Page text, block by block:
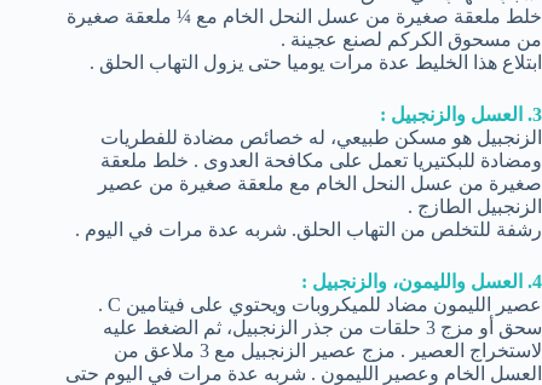
خلط ملعقة صغيرة من عسل النحل الخام مع ¼ ملعقة صغيرة
من مسحوق الكركم لصنع عجينة .
ابتلاع هذا الخليط عدة مرات يوميا حتى يزول التهاب الحلق .
3. العسل والزنجبيل :
الزنجبيل هو مسكن طبيعي، له خصائص مضادة للفطريات
ومضادة للبكتيريا تعمل على مكافحة العدوى . خلط ملعقة
صغيرة من عسل النحل الخام مع ملعقة صغيرة من عصير
الزنجبيل الطازج .
رشفة للتخلص من التهاب الحلق. شربه عدة مرات في اليوم .
4. العسل والليمون، والزنجبيل :
عصير الليمون مضاد للميكروبات ويحتوي على فيتامين C .
سحق أو مزج 3 حلقات من جذر الزنجبيل، ثم الضغط عليه
لاستخراج العصير . مزج عصير الزنجبيل مع 3 ملاعق من
العسل الخام وعصير الليمون . شربه عدة مرات في اليوم حتى